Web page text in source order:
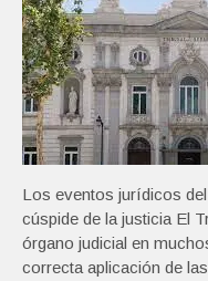
Los eventos jurídicos
cúspide de la justicia El
órgano judicial en
correcta aplicación de